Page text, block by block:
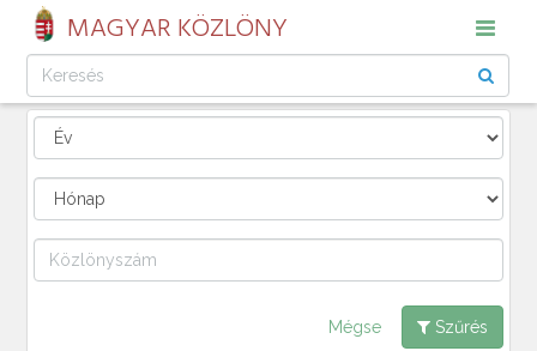
MAGYAR KÖZLÖNY
Mégse Szűrés